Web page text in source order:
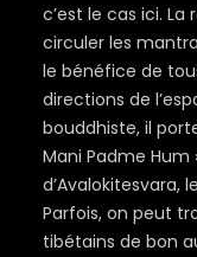
c’est le cas ici.
circuler les
le bénéfice de
directions de
bouddhiste, il
Mani Padme Hum
d’Avalokitesvara,
Parfois, on peut
tibétains de bon